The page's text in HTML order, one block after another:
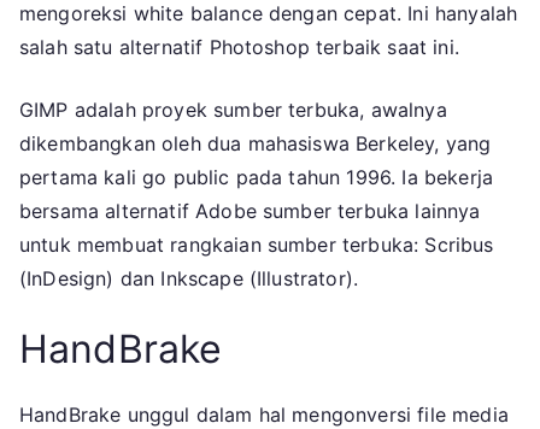
mengoreksi white balance dengan cepat. Ini hanyalah
salah satu alternatif Photoshop terbaik saat ini.
GIMP adalah proyek sumber terbuka, awalnya
dikembangkan oleh dua mahasiswa Berkeley, yang
pertama kali go public pada tahun 1996. Ia bekerja
bersama alternatif Adobe sumber terbuka lainnya
untuk membuat rangkaian sumber terbuka: Scribus
(InDesign) dan Inkscape (Illustrator).
HandBrake
HandBrake unggul dalam hal mengonversi file media